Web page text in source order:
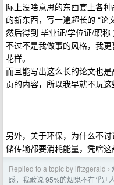
际上没啥意思的东西套上各
的新东西，写一遍超长的 “论
然后得到 毕业证/学位证/职
不过不是我做事的风格，我
花样。
而且能写出这么长的论文也
页的内容，所以我早就不玩这
另外，关于环保，为什么不
储传输都要消耗能量，凭啥这
Replied to a topic by lfitzgerald ›
感，我敢说 95%的烟鬼不在乎别